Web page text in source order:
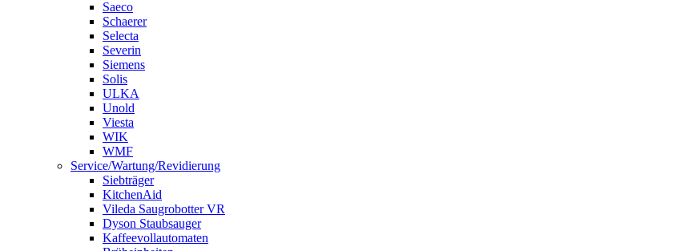
Saeco
Schaerer
Selecta
Severin
Siemens
Solis
ULKA
Unold
Viesta
WIK
WMF
Service/Wartung/Revidierung
Siebträger
KitchenAid
Vileda Saugrobotter VR
Dyson Staubsauger
Kaffeevollautomaten